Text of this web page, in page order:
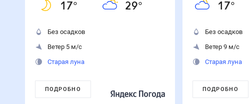
Воскресенье
17° 29°
Без осадков
Ветер 5 м/с
Старая луна
ПОДРОБНО
17°
Без осадков
Ветер 9 м/с
Старая луна
ПОДРОБНО